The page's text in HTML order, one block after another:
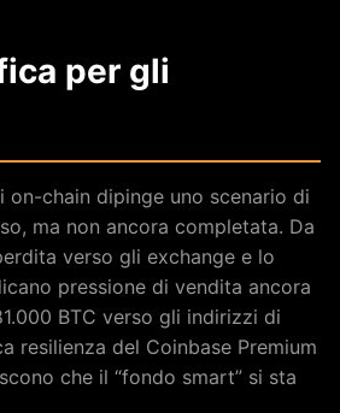
per gli
on-chain dipinge uno scenario di
ma non ancora completata. Da
verso gli exchange e lo
pressione di vendita ancora
BTC verso gli indirizzi di
resilienza del Coinbase Premium
che il “fondo smart” si sta